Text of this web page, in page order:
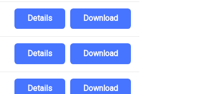
Download
Details
Download
Details
Download
Details